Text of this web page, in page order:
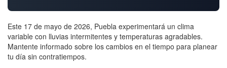
Este 17 de mayo de 2026, Puebla experimentará un clima
variable con lluvias intermitentes y temperaturas agradables.
Mantente informado sobre los cambios en el tiempo para planear
tu día sin contratiempos.